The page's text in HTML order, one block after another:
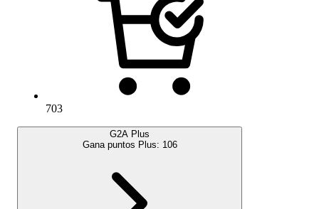
703
G2A Plus
Gana puntos Plus: 106